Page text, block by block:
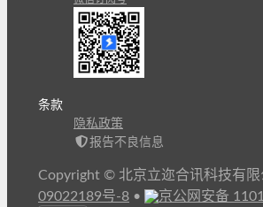
条款
隐私政策
报告不良信息
Copyright © 北京立迩合讯科技有限
09022189号-8 • 京公网安备